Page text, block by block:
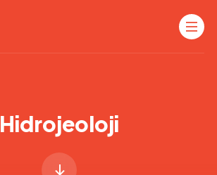
Hidrojeoloji